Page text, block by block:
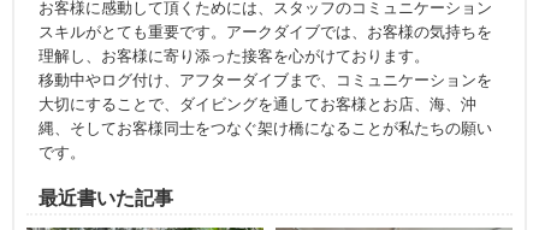
お客様に感動して頂くためには、スタッフのコミュニケーション
スキルがとても重要です。アークダイブでは、お客様の気持ちを
理解し、お客様に寄り添った接客を心がけております。
移動中やログ付け、アフターダイブまで、コミュニケーションを
大切にすることで、ダイビングを通してお客様とお店、海、沖
縄、そしてお客様同士をつなぐ架け橋になることが私たちの願い
です。
最近書いた記事